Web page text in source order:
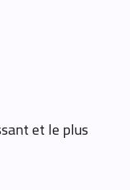
et le plus